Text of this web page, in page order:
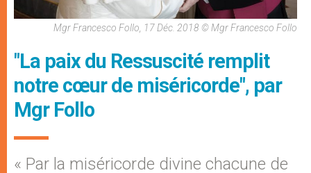
Mgr Francesco Follo, 17 Déc. 2018 © Mgr Francesco Follo
"La paix du Ressuscité remplit
notre cœur de miséricorde", par
Mgr Follo
« Par la miséricorde divine chacune de